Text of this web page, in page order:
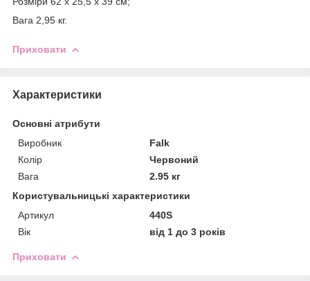
Вага 2,95 кг.
Приховати
Характеристики
Основні атрибути
Виробник
Falk
Колір
Червоний
Вага
2.95 кг
Користувальницькі характеристики
Артикул
440S
Вік
від 1 до 3 років
Приховати